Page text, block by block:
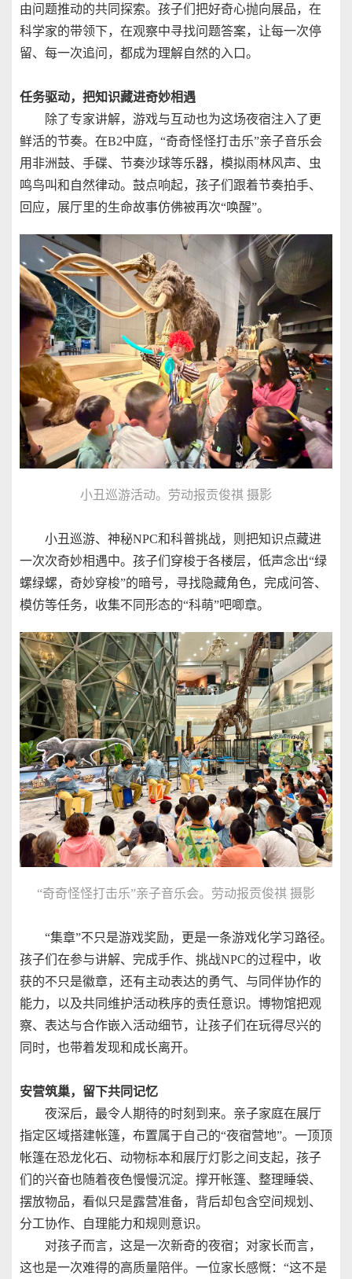
由问题推动的共同探索。孩子们把好奇心抛向展品，在
科学家的带领下，在观察中寻找问题答案，让每一次停
留、每一次追问，都成为理解自然的入口。
任务驱动，把知识藏进奇妙相遇
除了专家讲解，游戏与互动也为这场夜宿注入了更
鲜活的节奏。在B2中庭，“奇奇怪怪打击乐”亲子音乐会
用非洲鼓、手碟、节奏沙球等乐器，模拟雨林风声、虫
鸣鸟叫和自然律动。鼓点响起，孩子们跟着节奏拍手、
回应，展厅里的生命故事仿佛被再次“唤醒”。
小丑巡游活动。劳动报贡俊祺 摄影
小丑巡游、神秘NPC和科普挑战，则把知识点藏进
一次次奇妙相遇中。孩子们穿梭于各楼层，低声念出“绿
螺绿螺，奇妙穿梭”的暗号，寻找隐藏角色，完成问答、
模仿等任务，收集不同形态的“科萌”吧唧章。
“奇奇怪怪打击乐”亲子音乐会。劳动报贡俊祺 摄影
“集章”不只是游戏奖励，更是一条游戏化学习路径。
孩子们在参与讲解、完成手作、挑战NPC的过程中，收
获的不只是徽章，还有主动表达的勇气、与同伴协作的
能力，以及共同维护活动秩序的责任意识。博物馆把观
察、表达与合作嵌入活动细节，让孩子们在玩得尽兴的
同时，也带着发现和成长离开。
安营筑巢，留下共同记忆
夜深后，最令人期待的时刻到来。亲子家庭在展厅
指定区域搭建帐篷，布置属于自己的“夜宿营地”。一顶顶
帐篷在恐龙化石、动物标本和展厅灯影之间支起，孩子
们的兴奋也随着夜色慢慢沉淀。撑开帐篷、整理睡袋、
摆放物品，看似只是露营准备，背后却包含空间规划、
分工协作、自理能力和规则意识。
对孩子而言，这是一次新奇的夜宿；对家长而言，
这也是一次难得的高质量陪伴。一位家长感慨：“这不是